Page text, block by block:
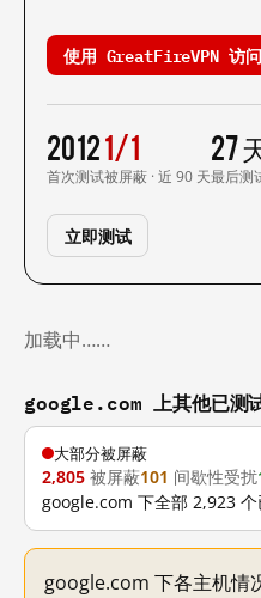
使用 GreatFireVPN 访
2012
首次测试
1/1
被屏蔽 · 近 90 天
27
最后测
立即测试
加载中……
google.com 上其他已测
大部分被屏蔽
2,805 被屏蔽101 间歇性受扰
google.com 下全部 2,923
google.com 下各主机情